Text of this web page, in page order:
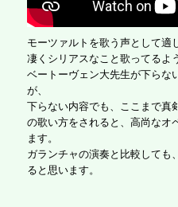
モーツァルトを歌う声として適
凄くシリアスなこと歌ってるよ
ベートーヴェン大先生が下らな
が、
下らない内容でも、ここまで真
の歌い方をされると、高尚なオ
ます。
ガランチャの演奏と比較しても
ると思います。